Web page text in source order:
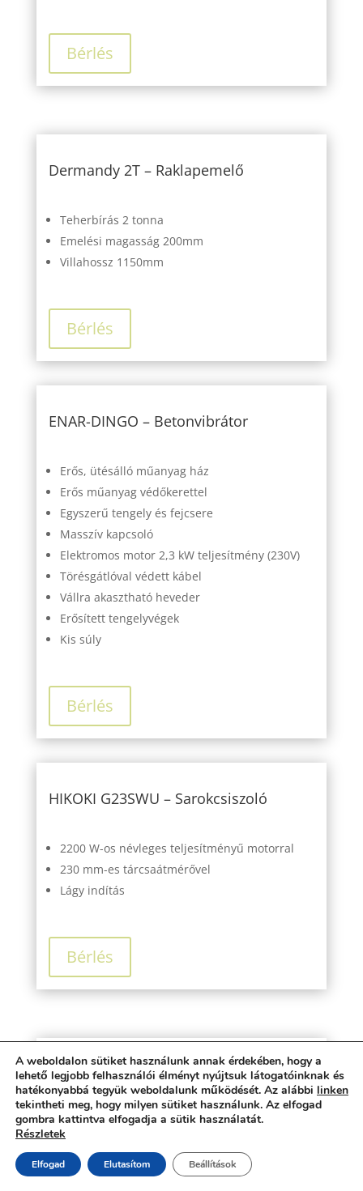
Bérlés
Dermandy 2T – Raklapemelő
Teherbírás 2 tonna
Emelési magasság 200mm
Villahossz 1150mm
Bérlés
ENAR-DINGO – Betonvibrátor
Erős, ütésálló műanyag ház
Erős műanyag védőkerettel
Egyszerű tengely és fejcsere
Masszív kapcsoló
Elektromos motor 2,3 kW teljesítmény (230V)
Törésgátlóval védett kábel
Vállra akasztható heveder
Erősített tengelyvégek
Kis súly
Bérlés
HIKOKI G23SWU – Sarokcsiszoló
2200 W-os névleges teljesítményű motorral
230 mm-es tárcsaátmérővel
Lágy indítás
Bérlés
AGT ECHF 2000/2 – Nagyfrekvenciás
betonvibrátor
Feszültség – bemenet / kimenet: 230/42 V
Frekvencia – bemenet / kimenet: 50/200 MHz
Áram – bemenet / kimenet: 6.5 / 16.0 A
A weboldalon sütiket használunk annak érdekében, hogy a
lehető legjobb felhasználói élményt nyújtsuk látogatóinknak és
hatékonyabbá tegyük weboldalunk működését. Az alábbi linken
tekintheti meg, hogy milyen sütiket használunk. Az elfogad
gombra kattintva elfogadja a sütik használatát.
Részletek
Elfogad Elutasítom Beállítások